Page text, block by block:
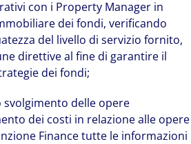
con i Property Manager in
dei fondi, verificando
del livello di servizio fornito,
direttive al fine di garantire il
dei fondi;
delle opere
dei costi in relazione alle opere
Finance tutte le informazioni
and so are our clients'
leading diversified
and investment
is expert-led and
us show you how we
– and seize it.